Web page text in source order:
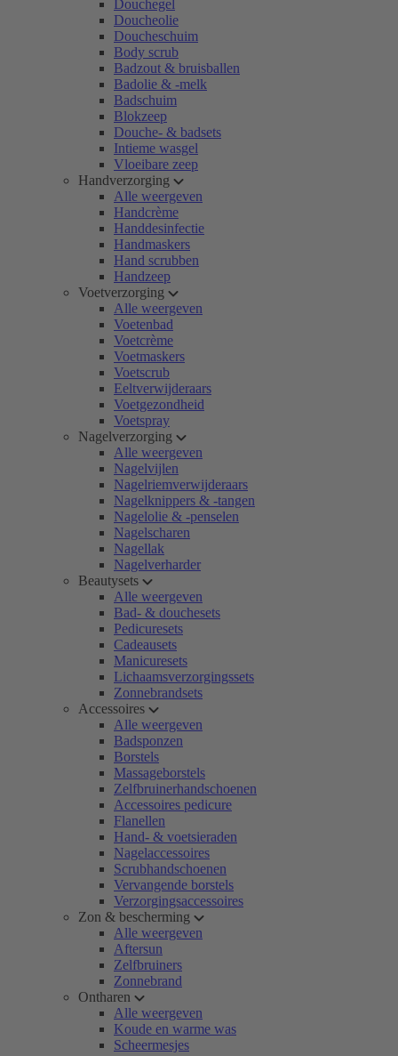
Douchegel
Doucheolie
Doucheschuim
Body scrub
Badzout & bruisballen
Badolie & -melk
Badschuim
Blokzeep
Douche- & badsets
Intieme wasgel
Vloeibare zeep
Handverzorging
Alle weergeven
Handcrème
Handdesinfectie
Handmaskers
Hand scrubben
Handzeep
Voetverzorging
Alle weergeven
Voetenbad
Voetcrème
Voetmaskers
Voetscrub
Eeltverwijderaars
Voetgezondheid
Voetspray
Nagelverzorging
Alle weergeven
Nagelvijlen
Nagelriemverwijderaars
Nagelknippers & -tangen
Nagelolie & -penselen
Nagelscharen
Nagellak
Nagelverharder
Beautysets
Alle weergeven
Bad- & douchesets
Pedicuresets
Cadeausets
Manicuresets
Lichaamsverzorgingssets
Zonnebrandsets
Accessoires
Alle weergeven
Badsponzen
Borstels
Massageborstels
Zelfbruinerhandschoenen
Accessoires pedicure
Flanellen
Hand- & voetsieraden
Nagelaccessoires
Scrubhandschoenen
Vervangende borstels
Verzorgingsaccessoires
Zon & bescherming
Alle weergeven
Aftersun
Zelfbruiners
Zonnebrand
Ontharen
Alle weergeven
Koude en warme was
Scheermesjes